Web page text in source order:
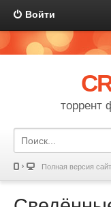
Войти
торрент
Полная версия